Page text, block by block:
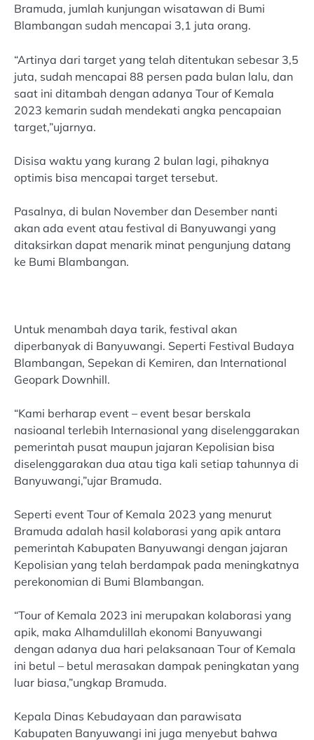
Bramuda, jumlah kunjungan wisatawan di Bumi
Blambangan sudah mencapai 3,1 juta orang.
“Artinya dari target yang telah ditentukan sebesar 3,5
juta, sudah mencapai 88 persen pada bulan lalu, dan
saat ini ditambah dengan adanya Tour of Kemala
2023 kemarin sudah mendekati angka pencapaian
target,”ujarnya.
Disisa waktu yang kurang 2 bulan lagi, pihaknya
optimis bisa mencapai target tersebut.
Pasalnya, di bulan November dan Desember nanti
akan ada event atau festival di Banyuwangi yang
ditaksirkan dapat menarik minat pengunjung datang
ke Bumi Blambangan.
Untuk menambah daya tarik, festival akan
diperbanyak di Banyuwangi. Seperti Festival Budaya
Blambangan, Sepekan di Kemiren, dan International
Geopark Downhill.
“Kami berharap event – event besar berskala
nasioanal terlebih Internasional yang diselenggarakan
pemerintah pusat maupun jajaran Kepolisian bisa
diselenggarakan dua atau tiga kali setiap tahunnya di
Banyuwangi,”ujar Bramuda.
Seperti event Tour of Kemala 2023 yang menurut
Bramuda adalah hasil kolaborasi yang apik antara
pemerintah Kabupaten Banyuwangi dengan jajaran
Kepolisian yang telah berdampak pada meningkatnya
perekonomian di Bumi Blambangan.
“Tour of Kemala 2023 ini merupakan kolaborasi yang
apik, maka Alhamdulillah ekonomi Banyuwangi
dengan adanya dua hari pelaksanaan Tour of Kemala
ini betul – betul merasakan dampak peningkatan yang
luar biasa,”ungkap Bramuda.
Kepala Dinas Kebudayaan dan parawisata
Kabupaten Banyuwangi ini juga menyebut bahwa